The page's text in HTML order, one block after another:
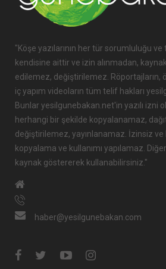
"Köşe yazılarının her tür sorumluluğu
kendisine aittir ve izin alınmadan,
edilemez, değiştirilemez.
iç yapım videoların tüm telif hakları
Bunlar yesilgunebakan.net'in yazılı izni
herhangi bir şekilde kopyalanamaz,
değiştirilemez, yayınlanamaz. İzinsiz
kopyalama ve kullanımı yapılamaz.
kaynak göstererek kullanabilirsiniz."
haber@yesilgunebakan.com